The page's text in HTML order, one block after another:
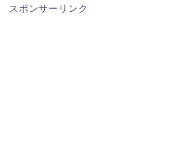
スポンサーリンク